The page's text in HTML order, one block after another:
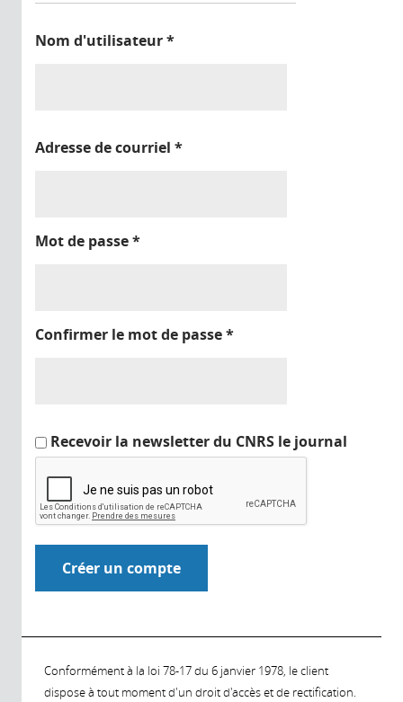
Nom d'utilisateur*
Adresse de courriel *
Mot de passe*
Confirmer le mot de passe*
Recevoir la newsletter du CNRS le journal
Conformément à la loi 78-17 du 6 janvier 1978, le client
dispose à tout moment d'un droit d'accès et de rectification.